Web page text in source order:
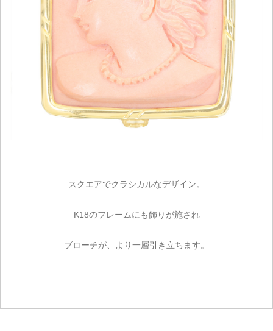
スクエアでクラシカルなデザイン。
K18のフレームにも飾りが施され
ブローチが、より一層引き立ちます。